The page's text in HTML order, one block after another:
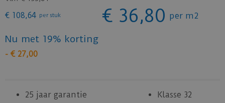
€ 108,64 per stuk € 36,80 per m2
Nu met 19% korting
- € 27,00
25 jaar garantie
Klasse 32